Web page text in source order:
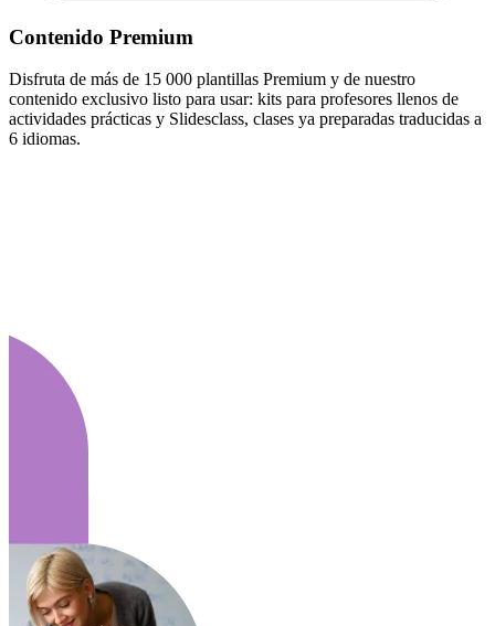
Contenido Premium
Disfruta de más de 15 000 plantillas Premium y de nuestro
contenido exclusivo listo para usar: kits para profesores llenos de
actividades prácticas y Slidesclass, clases ya preparadas traducidas a
6 idiomas.